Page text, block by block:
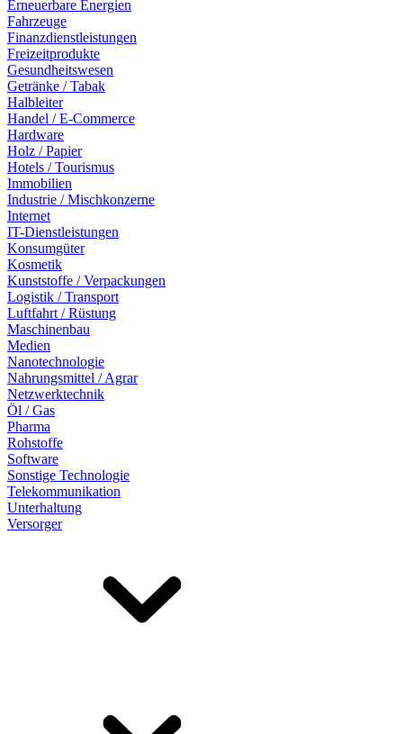
Erneuerbare Energien
Fahrzeuge
Finanzdienstleistungen
Freizeitprodukte
Gesundheitswesen
Getränke / Tabak
Halbleiter
Handel / E-Commerce
Hardware
Holz / Papier
Hotels / Tourismus
Immobilien
Industrie / Mischkonzerne
Internet
IT-Dienstleistungen
Konsumgüter
Kosmetik
Kunststoffe / Verpackungen
Logistik / Transport
Luftfahrt / Rüstung
Maschinenbau
Medien
Nanotechnologie
Nahrungsmittel / Agrar
Netzwerktechnik
Öl / Gas
Pharma
Rohstoffe
Software
Sonstige Technologie
Telekommunikation
Unterhaltung
Versorger